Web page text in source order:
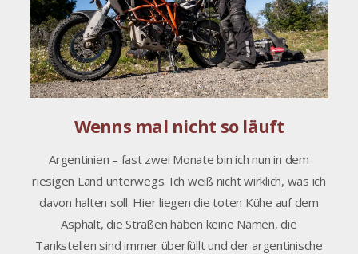
Wenns mal nicht so läuft
Argentinien – fast zwei Monate bin ich nun in dem
riesigen Land unterwegs. Ich weiß nicht wirklich, was ich
davon halten soll. Hier liegen die toten Kühe auf dem
Asphalt, die Straßen haben keine Namen, die
Tankstellen sind immer überfüllt und der argentinische